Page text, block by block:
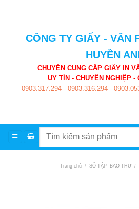
CÔNG TY GIẤY - VĂN
HUYỀN
CHUYÊN CUNG CẤP GIẤY IN
UY TÍN - CHUYÊN NGHIỆP -
0903.317.294 - 0903.316.294 -
Trang chủ / SỐ-TẬP- BAO THƯ /